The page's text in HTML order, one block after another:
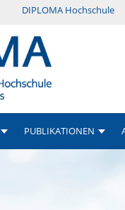
DIPLOMA Hochschule
PUBLIKATIONEN